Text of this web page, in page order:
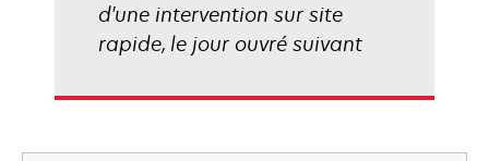
d'une intervention sur site
rapide, le jour ouvré suivant